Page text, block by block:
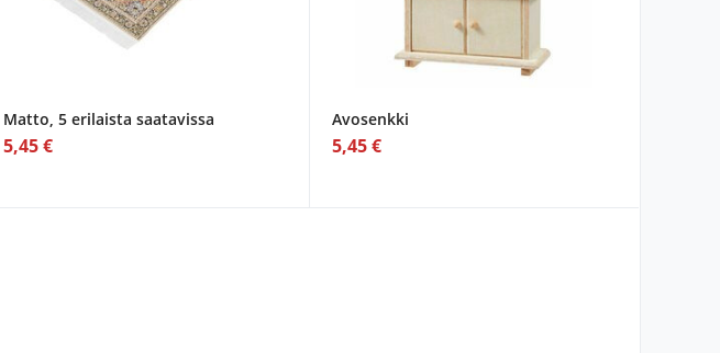
Matto, 5 erilaista saatavissa
5,45 €
Avosenkki
5,45 €